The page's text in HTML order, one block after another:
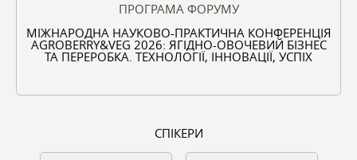
ПРОГРАМА ФОРУМУ
МІЖНАРОДНА НАУКОВО-ПРАКТИЧНА КОНФЕРЕНЦІЯ
AGROBERRY&VEG 2026: ЯГІДНО-ОВОЧЕВИЙ БІЗНЕС
ТА ПЕРЕРОБКА. ТЕХНОЛОГІЇ, ІННОВАЦІЇ, УСПІХ
СПІКЕРИ